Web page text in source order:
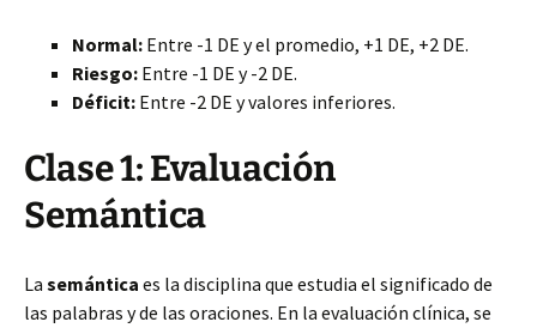
Normal: Entre -1 DE y el promedio, +1 DE, +2 DE.
Riesgo: Entre -1 DE y -2 DE.
Déficit: Entre -2 DE y valores inferiores.
Clase 1: Evaluación
Semántica
La semántica es la disciplina que estudia el significado de
las palabras y de las oraciones. En la evaluación clínica, se